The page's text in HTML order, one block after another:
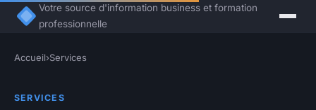
Votre source d'information business et formation
professionnelle
Accueil›Services
SERVICES